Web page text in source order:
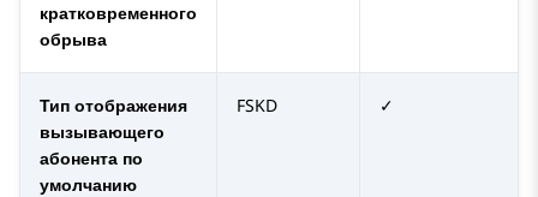
кратковременного
обрыва
Тип отображения
вызывающего
абонента по
умолчанию
FSKD ✓